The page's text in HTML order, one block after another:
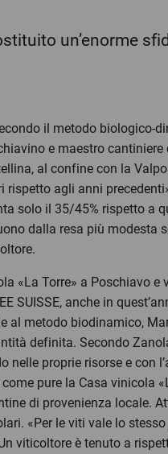
un’enorme
il metodo biologico-
e maestro
al confine con la
agli anni
solo il 35/45% rispetto a
dalla resa più
«La Torre» a Poschiavo
SUISSE, anche in
al metodo biodinamico,
definita. Secondo
proprie risorse e con
pure la Casa vinicola
di provenienza locale.
«Per le viti vale lo
viticoltore è tenuto a